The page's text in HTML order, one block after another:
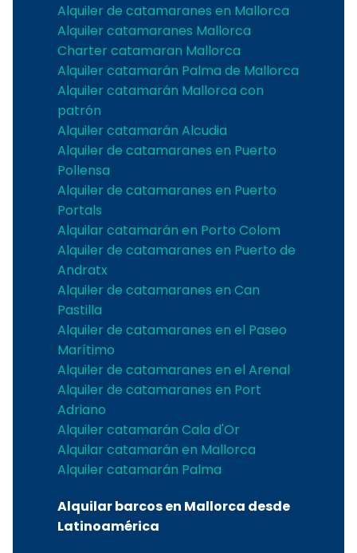
Alquiler de catamaranes en Mallorca
Alquiler catamaranes Mallorca
Charter catamaran Mallorca
Alquiler catamarán Palma de Mallorca
Alquiler catamarán Mallorca con
patrón
Alquiler catamarán Alcudia
Alquiler de catamaranes en Puerto
Pollensa
Alquiler de catamaranes en Puerto
Portals
Alquilar catamarán en Porto Colom
Alquiler de catamaranes en Puerto de
Andratx
Alquiler de catamaranes en Can
Pastilla
Alquiler de catamaranes en el Paseo
Marítimo
Alquiler de catamaranes en el Arenal
Alquiler de catamaranes en Port
Adriano
Alquiler catamarán Cala d'Or
Alquilar catamarán en Mallorca
Alquiler catamarán Palma
Alquilar barcos en Mallorca desde
Latinoamérica